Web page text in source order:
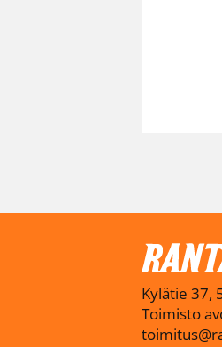
Kylätie 37,
Toimisto